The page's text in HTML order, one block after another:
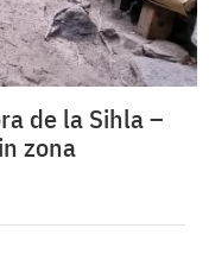
de la Sihla –
zona